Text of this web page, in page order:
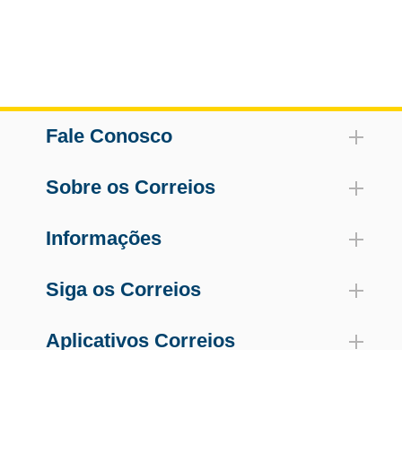
Fale Conosco
Sobre os Correios
Informações
Siga os Correios
Aplicativos Correios